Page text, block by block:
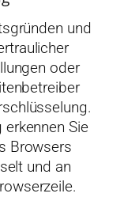
und
oder
Sie
Browsers
und an